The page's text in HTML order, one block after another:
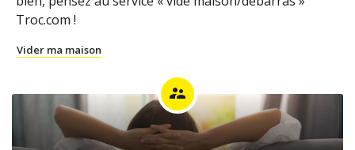
Troc.com !
Vider ma maison
supervisor_account